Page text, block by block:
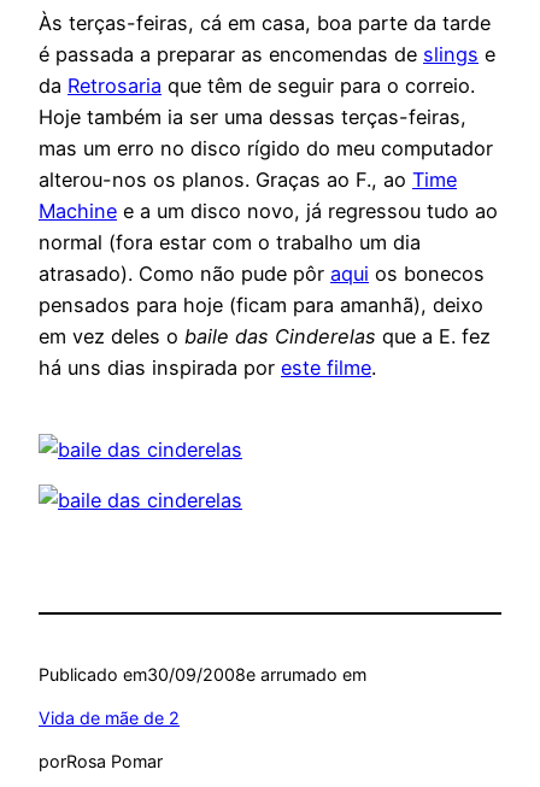
Às terças-feiras, cá em casa, boa parte da tarde
é passada a preparar as encomendas de slings e
da Retrosaria que têm de seguir para o correio.
Hoje também ia ser uma dessas terças-feiras,
mas um erro no disco rígido do meu computador
alterou-nos os planos. Graças ao F., ao Time
Machine e a um disco novo, já regressou tudo ao
normal (fora estar com o trabalho um dia
atrasado). Como não pude pôr aqui os bonecos
pensados para hoje (ficam para amanhã), deixo
em vez deles o baile das Cinderelas que a E. fez
há uns dias inspirada por este filme.
Publicado em30/09/2008e arrumado em
Vida de mãe de 2
porRosa Pomar